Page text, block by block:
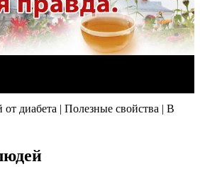
диабета | Полезные свойства | В